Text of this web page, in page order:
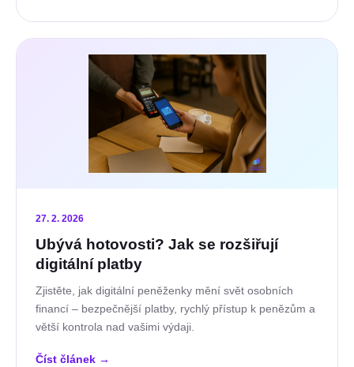
27. 2. 2026
Ubývá hotovosti? Jak se rozšiřují
digitální platby
Zjistěte, jak digitální peněženky mění svět osobních
financí – bezpečnější platby, rychlý přístup k penězům a
větší kontrola nad vašimi výdaji.
Číst článek →